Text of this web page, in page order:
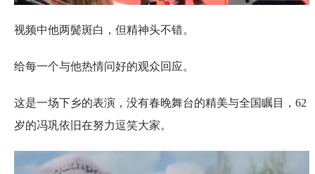
视频中他两鬓斑白，但精神头不错。
给每一个与他热情问好的观众回应。
这是一场下乡的表演，没有春晚舞台的精美与全国瞩目，62
岁的冯巩依旧在努力逗笑大家。